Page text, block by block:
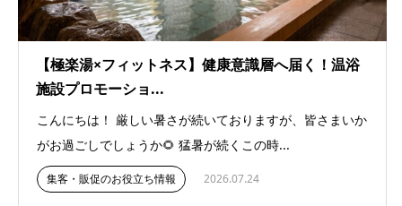
【極楽湯×フィットネス】健康意識層へ届く！温浴
施設プロモーショ...
こんにちは！ 厳しい暑さが続いておりますが、皆さまいか
がお過ごしでしょうか🌻 猛暑が続くこの時...
集客・販促のお役立ち情報 2026.07.24